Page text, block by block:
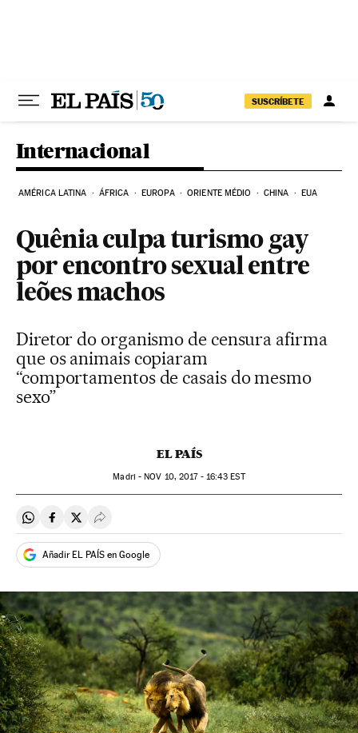
SUSCRÍBETE
Internacional
AMÉRICA LATINA ÁFRICA EUROPA ORIENTE MÉDIO CHINA EUA
Quênia culpa turismo gay
por encontro sexual entre
leões machos
Diretor do organismo de censura afirma
que os animais copiaram
“comportamentos de casais do mesmo
sexo”
EL PAÍS
Madri -NOV 10, 2017 - 16:43 EST
Compartir en Whatsapp
Compartir en Facebook
Compartir en Twitter
Desplegar Redes Sociales
Añadir EL PAÍS en Google